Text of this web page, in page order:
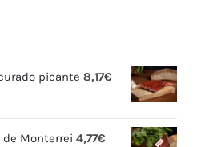
picante 8,17€
de Monterrei 4,77€